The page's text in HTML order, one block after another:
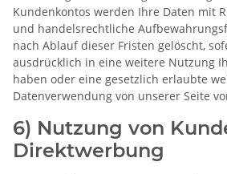
Kundenkontos werden Ihre Daten mit
und handelsrechtliche
nach Ablauf dieser Fristen gelöscht,
ausdrücklich in eine weitere Nutzung
haben oder eine gesetzlich erlaubte
Datenverwendung von unserer Seite
6) Nutzung von
Direktwerbung